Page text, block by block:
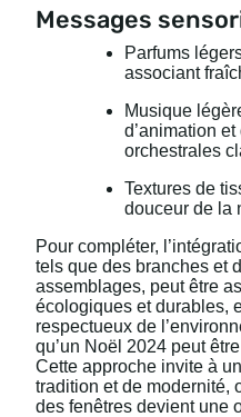
Messages
Parfums
associant
Musique
d’animation
orchestrales
Textures de
douceur de la
Pour compléter,
tels que des branches et
assemblages, peut être
écologiques et durables,
respectueux de
qu’un Noël 2024 peut
Cette approche invite à
tradition et de modernité,
des fenêtres devient une